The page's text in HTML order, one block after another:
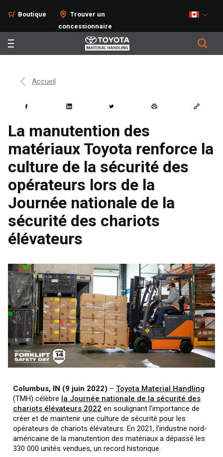
Boutique
Trouver un
concessionnaire
Accueil
La manutention des
matériaux Toyota renforce la
culture de la sécurité des
opérateurs lors de la
Journée nationale de la
sécurité des chariots
élévateurs
Columbus, IN (9 juin 2022) – Toyota Material Handling
(TMH) célèbre la Journée nationale de la sécurité des
chariots élévateurs 2022 en soulignant l’importance de
créer et de maintenir une culture de sécurité pour les
opérateurs de chariots élévateurs. En 2021, l’industrie nord-
américaine de la manutention des matériaux a dépassé les
330 000 unités vendues, un record historique.